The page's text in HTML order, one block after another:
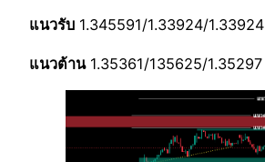
แนวรับ 1.345591/1.33924/1.33924
แนวต้าน1.35361/135625/1.35297